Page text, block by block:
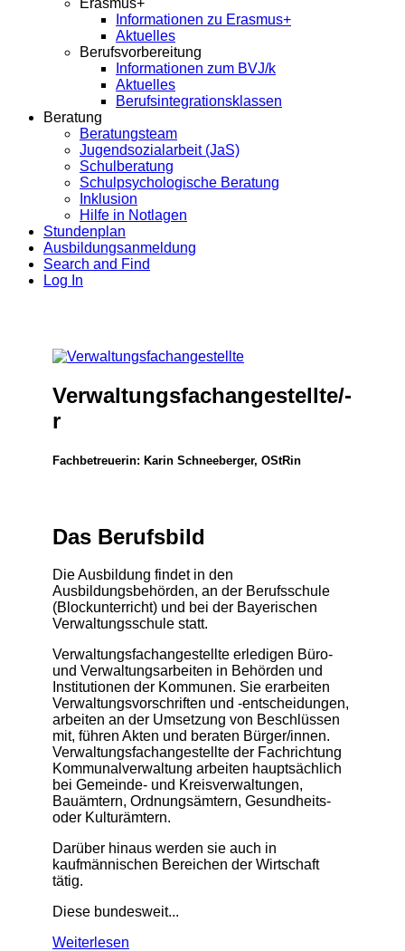
Informationen zu Erasmus+
Aktuelles
Berufsvorbereitung
Informationen zum BVJ/k
Aktuelles
Berufsintegrationsklassen
Beratung
Beratungsteam
Jugendsozialarbeit (JaS)
Schulberatung
Schulpsychologische Beratung
Inklusion
Hilfe in Notlagen
Stundenplan
Ausbildungsanmeldung
Search and Find
Log In
Verwaltungsfachangestellte/-
r
Fachbetreuerin: Karin Schneeberger, OStRin
Das Berufsbild
Die Ausbildung findet in den
Ausbildungsbehörden, an der Berufsschule
(Blockunterricht) und bei der Bayerischen
Verwaltungsschule statt.
Verwaltungsfachangestellte erledigen Büro-
und Verwaltungsarbeiten in Behörden und
Institutionen der Kommunen. Sie erarbeiten
Verwaltungsvorschriften und -entscheidungen,
arbeiten an der Umsetzung von Beschlüssen
mit, führen Akten und beraten Bürger/innen.
Verwaltungsfachangestellte der Fachrichtung
Kommunalverwaltung arbeiten hauptsächlich
bei Gemeinde- und Kreisverwaltungen,
Bauämtern, Ordnungsämtern, Gesundheits-
oder Kulturämtern.
Darüber hinaus werden sie auch in
kaufmännischen Bereichen der Wirtschaft
tätig.
Diese bundesweit...
Weiterlesen